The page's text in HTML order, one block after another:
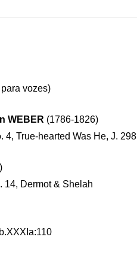
vozes)
WEBER (1786-1826)
True-hearted Was He, J. 298
14, Dermot & Shelah